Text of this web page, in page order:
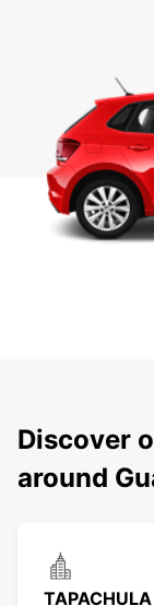
Discover
around